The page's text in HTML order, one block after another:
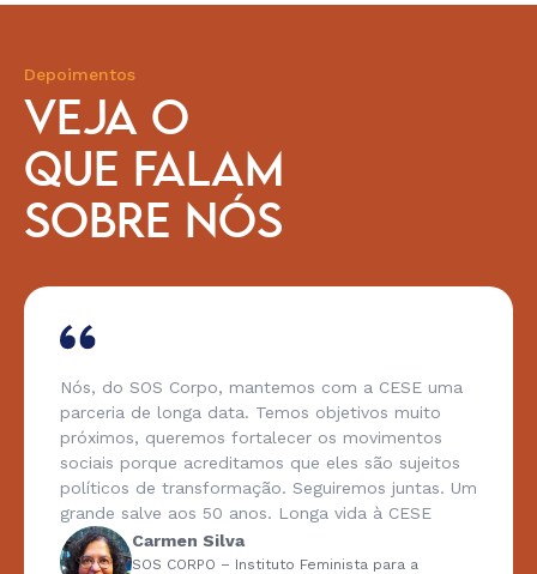
Depoimentos
VEJA O
QUE FALAM
SOBRE NÓS
Nós, do SOS Corpo, mantemos com a CESE uma
parceria de longa data. Temos objetivos muito
próximos, queremos fortalecer os movimentos
sociais porque acreditamos que eles são sujeitos
políticos de transformação. Seguiremos juntas. Um
grande salve aos 50 anos. Longa vida à CESE
Carmen Silva
SOS CORPO – Instituto Feminista para a